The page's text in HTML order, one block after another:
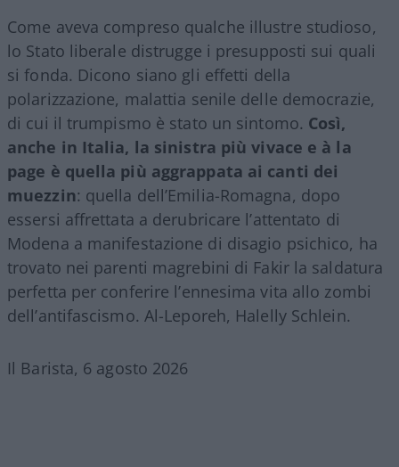
Come aveva compreso qualche illustre studioso,
lo Stato liberale distrugge i presupposti sui quali
si fonda. Dicono siano gli effetti della
polarizzazione, malattia senile delle democrazie,
di cui il trumpismo è stato un sintomo. Così,
anche in Italia, la sinistra più vivace e à la
page è quella più aggrappata ai canti dei
muezzin: quella dell’Emilia-Romagna, dopo
essersi affrettata a derubricare l’attentato di
Modena a manifestazione di disagio psichico, ha
trovato nei parenti magrebini di Fakir la saldatura
perfetta per conferire l’ennesima vita allo zombi
dell’antifascismo. Al-Leporeh, Halelly Schlein.
Il Barista, 6 agosto 2026